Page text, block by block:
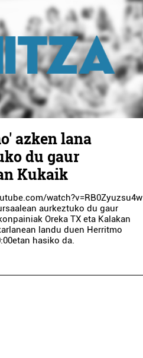
azken lana
du gaur
Kukaik
watch?v=RB0Zyuzsu4w
aurkeztuko du gaur
Oreka TX eta Kalakan
landu duen Herritmo
hasiko da.